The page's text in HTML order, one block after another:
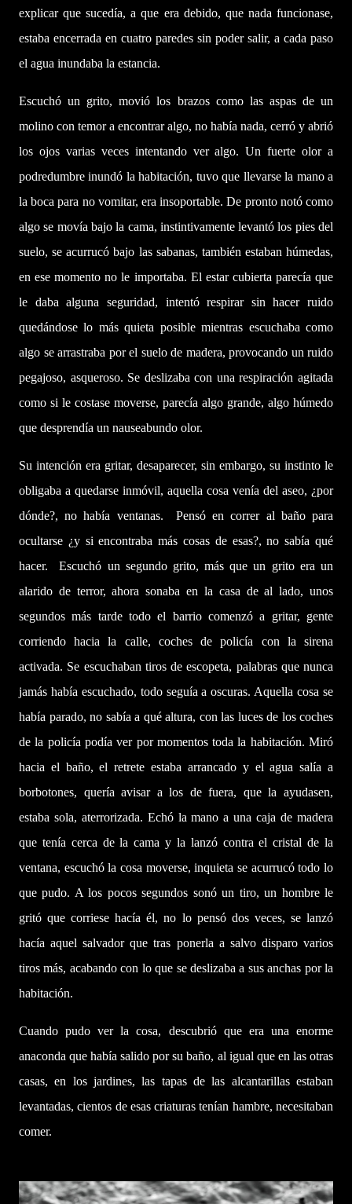
explicar que sucedía, a que era debido, que nada funcionase,
estaba encerrada en cuatro paredes sin poder salir, a cada paso
el agua inundaba la estancia.
Escuchó un grito, movió los brazos como las aspas de un
molino con temor a encontrar algo, no había nada, cerró y abrió
los ojos varias veces intentando ver algo. Un fuerte olor a
podredumbre inundó la habitación, tuvo que llevarse la mano a
la boca para no vomitar, era insoportable. De pronto notó como
algo se movía bajo la cama, instintivamente levantó los pies del
suelo, se acurrucó bajo las sabanas, también estaban húmedas,
en ese momento no le importaba. El estar cubierta parecía que
le daba alguna seguridad, intentó respirar sin hacer ruido
quedándose lo más quieta posible mientras escuchaba como
algo se arrastraba por el suelo de madera, provocando un ruido
pegajoso, asqueroso. Se deslizaba con una respiración agitada
como si le costase moverse, parecía algo grande, algo húmedo
que desprendía un nauseabundo olor.
Su intención era gritar, desaparecer, sin embargo, su instinto le
obligaba a quedarse inmóvil, aquella cosa venía del aseo, ¿por
dónde?, no había ventanas. Pensó en correr al baño para
ocultarse ¿y si encontraba más cosas de esas?, no sabía qué
hacer. Escuchó un segundo grito, más que un grito era un
alarido de terror, ahora sonaba en la casa de al lado, unos
segundos más tarde todo el barrio comenzó a gritar, gente
corriendo hacia la calle, coches de policía con la sirena
activada. Se escuchaban tiros de escopeta, palabras que nunca
jamás había escuchado, todo seguía a oscuras. Aquella cosa se
había parado, no sabía a qué altura, con las luces de los coches
de la policía podía ver por momentos toda la habitación. Miró
hacia el baño, el retrete estaba arrancado y el agua salía a
borbotones, quería avisar a los de fuera, que la ayudasen,
estaba sola, aterrorizada. Echó la mano a una caja de madera
que tenía cerca de la cama y la lanzó contra el cristal de la
ventana, escuchó la cosa moverse, inquieta se acurrucó todo lo
que pudo. A los pocos segundos sonó un tiro, un hombre le
gritó que corriese hacía él, no lo pensó dos veces, se lanzó
hacía aquel salvador que tras ponerla a salvo disparo varios
tiros más, acabando con lo que se deslizaba a sus anchas por la
habitación.
Cuando pudo ver la cosa, descubrió que era una enorme
anaconda que había salido por su baño, al igual que en las otras
casas, en los jardines, las tapas de las alcantarillas estaban
levantadas, cientos de esas criaturas tenían hambre, necesitaban
comer.